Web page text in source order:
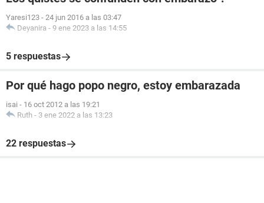
Yaresi123 - 24 jun 2016 a las 03:47
Deyanira - 9 ene 2023 a las 14:55
5 respuestas
Por qué hago popo negro, estoy embarazada
isai - 16 oct 2012 a las 19:21
Ruth - 3 ene 2022 a las 13:23
22 respuestas